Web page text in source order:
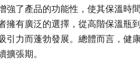
強了產品的功能性，使其保溫時
擁有廣泛的選擇，從高階保溫瓶
引力而蓬勃發展。總體而言，健
張期。